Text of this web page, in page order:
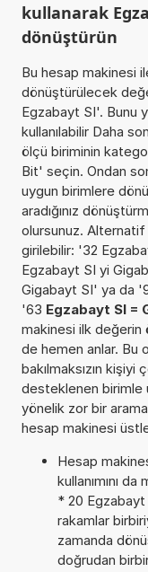
kullanarak
dönüştürün
Bu hesap makinesi
dönüştürülecek
Egzabayt SI'. Bunu
kullanılabilir Daha
ölçü biriminin
Bit' seçin. Ondan
uygun birimlere
aradığınız
olursunuz.
girilebilir: '32
Egzabayt SI yi
Gigabayt SI' ya da
'63 Egzabayt SI =
makinesi ilk değerin
de hemen anlar. Bu
bakılmaksızın kişiyi
desteklenen birimle
yönelik zor bir
hesap makinesi
Hesap
kullanımını
* 20
rakamlar
zamanda
doğrudan